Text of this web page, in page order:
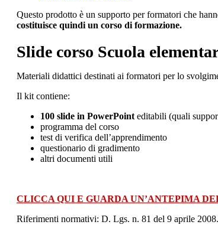
Questo prodotto è un supporto per formatori che
costituisce quindi un corso di formazione.
Slide corso Scuola
Materiali didattici destinati ai formatori per lo
Il kit contiene:
100 slide in PowerPoint editabili (quali
programma del corso
test di verifica dell’apprendimento
questionario di gradimento
altri documenti utili
CLICCA QUI E GUARDA UN’ANTEPIMA
Riferimenti normativi: D. Lgs. n. 81 del 9 aprile 2008.